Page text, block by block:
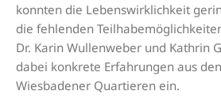
konnten die Lebenswirklichkeit
die fehlenden
Dr. Karin Wullenweber und Kathrin
dabei konkrete Erfahrungen aus
Wiesbadener Quartieren ein.